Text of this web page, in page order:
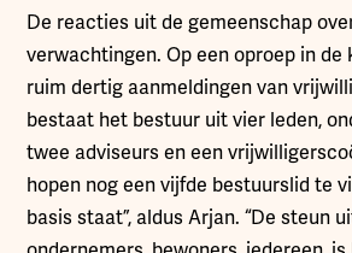
De reacties uit de gemeenschap
verwachtingen. Op een oproep in
ruim dertig aanmeldingen van
bestaat het bestuur uit vier leden,
twee adviseurs en een
hopen nog een vijfde bestuurslid te
basis staat”, aldus Arjan. “De steun